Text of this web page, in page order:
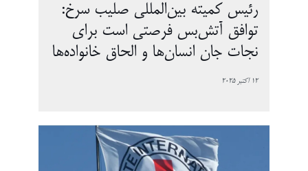
رئیس کمیته بین‌المللی صلیب سرخ:
توافق آتش‌بس فرصتی است برای
نجات جان‌ انسان‌ها و الحاق خانواده‌ها
12 اکتبر 2025